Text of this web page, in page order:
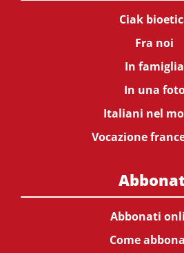
Ciak
Fra noi
In famiglia
In una
Italiani nel
Vocazione
Abbonati
Come